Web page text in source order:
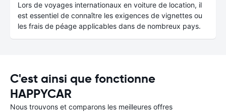
Lors de voyages internationaux en voiture de location, il
est essentiel de connaître les exigences de vignettes ou
les frais de péage applicables dans de nombreux pays.
C'est ainsi que fonctionne
HAPPYCAR
Nous trouvons et comparons les meilleures offres